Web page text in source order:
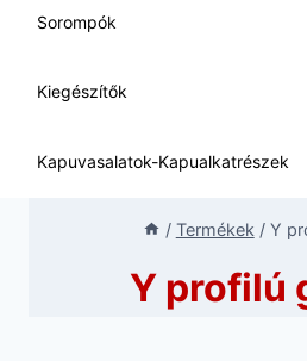
Sorompók
Kiegészítők
Kapuvasalatok-Kapualkatrészek
/ Termékek / Y
Y profilú